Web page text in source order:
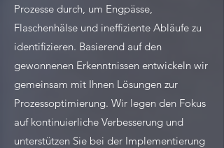
Prozesse durch, um Engpässe,
Flaschenhälse und ineffiziente Abläufe zu
identifizieren. Basierend auf den
gewonnenen Erkenntnissen entwickeln wir
gemeinsam mit Ihnen Lösungen zur
Prozessoptimierung. Wir legen den Fokus
auf kontinuierliche Verbesserung und
unterstützen Sie bei der Implementierung